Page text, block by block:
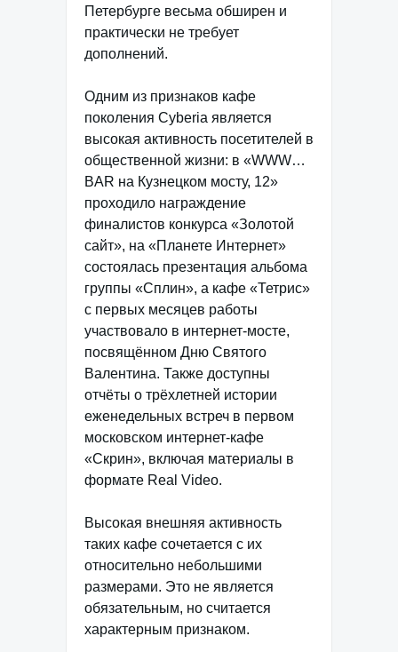
Петербурге весьма обширен и
практически не требует
дополнений.
Одним из признаков кафе
поколения Cyberia является
высокая активность посетителей в
общественной жизни: в «WWW…
BAR на Кузнецком мосту, 12»
проходило награждение
финалистов конкурса «Золотой
сайт», на «Планете Интернет»
состоялась презентация альбома
группы «Сплин», а кафе «Тетрис»
с первых месяцев работы
участвовало в интернет-мосте,
посвящённом Дню Святого
Валентина. Также доступны
отчёты о трёхлетней истории
еженедельных встреч в первом
московском интернет-кафе
«Скрин», включая материалы в
формате Real Video.
Высокая внешняя активность
таких кафе сочетается с их
относительно небольшими
размерами. Это не является
обязательным, но считается
характерным признаком.